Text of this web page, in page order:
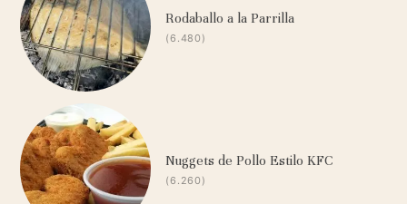
Rodaballo a la Parrilla
(6.480)
Nuggets de Pollo Estilo KFC
(6.260)